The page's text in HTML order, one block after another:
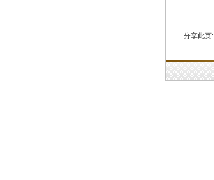
分享此页: